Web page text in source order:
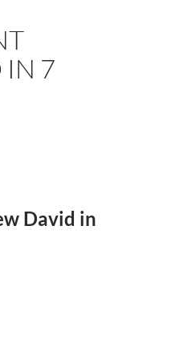
IN 7
David in